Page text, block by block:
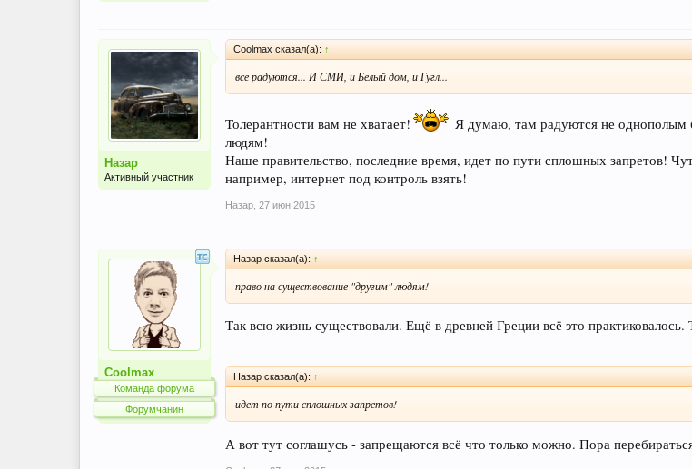
Назар
Активный участник
Coolmax сказал(а): ↑
все радуются... И СМИ, и Белый дом, и Гугл...
Толерантности вам не хватает!
Я думаю, там радуются не однополым
людям!
Наше правительство, последние время, идет по пути сплошных запретов!
например, интернет под контроль взять!
Назар 27 июн 2015
Coolmax
Команда форума
Форумчанин
Назар сказал(а): ↑
право на существование "другим" людям!
Так всю жизнь существовали. Ещё в древней Греции всё это
Назар сказал(а): ↑
идет по пути сплошных запретов!
А вот тут соглашусь - запрещаются всё что только можно. Пора